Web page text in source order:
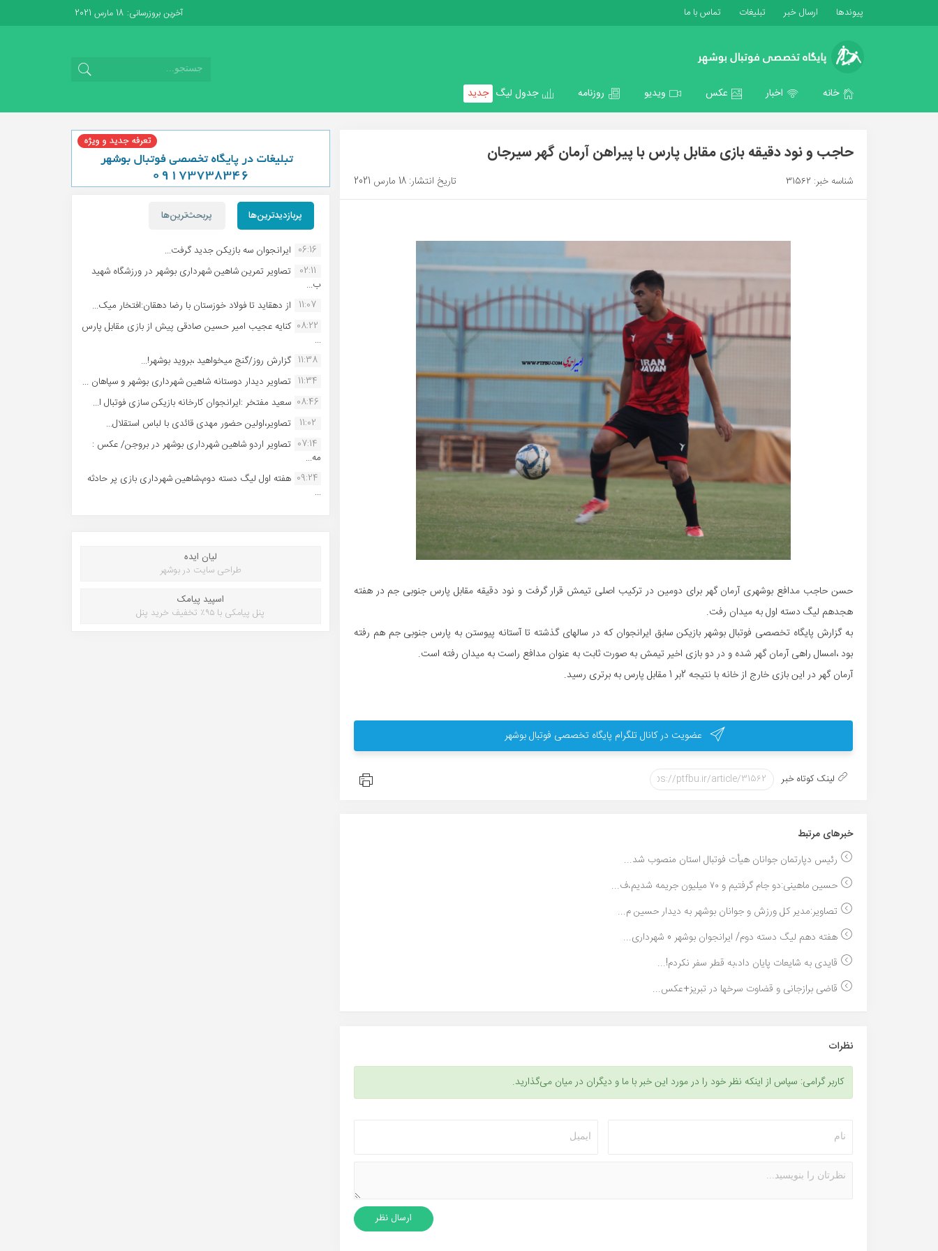
پیوندها ارسال خبر تبلیغات تماس با ما آخرین بروزرسانی: 18 مارس 2021
خانه اخبار عکس ویدیو روزنامه جدول لیگ جدید
حاجب و نود دقیقه بازی مقابل پارس با پیراهن آرمان گهر سیرجان
شناسه خبر: 31562 تاریخ انتشار: 18 مارس 2021
حسن حاجب مدافع بوشهری آرمان گهر برای دومین در ترکیب اصلی تیمش قرار گرفت و نود دقیقه مقابل پارس جنوبی جم در هفته
هجدهم لیگ دسته اول به میدان رفت.
به گزارش پایگاه تخصصی فوتبال بوشهر بازیکن سابق ایرانجوان که در سالهای گذشته تا آستانه پیوستن به پارس جنوبی جم هم رفته
بود ،امسال راهی آرمان گهر شده و در دو بازی اخیر تیمش به صورت ثابت به عنوان مدافع راست به میدان رفته است.
آرمان گهر در این بازی خارج از خانه با نتیجه 2بر 1 مقابل پارس به برتری رسید.
عضویت در کانال تلگرام پایگاه تخصصی فوتبال بوشهر
لینک کوتاه خبر
خبر‌های مرتبط
رئیس دپارتمان جوانان هیأت فوتبال استان منصوب شد...
حسین ماهینی:دو جام گرفتیم و ۷۰ میلیون جریمه شدیم،ف...
تصاویر:مدیر کل ورزش و جوانان بوشهر به دیدار حسین م...
هفته دهم لیگ دسته دوم/ ایرانجوان بوشهر 0 شهرداری...
قایدی به شایعات پایان داد،به قطر سفر نکردم!...
قاضی برازجانی و قضاوت سرخها در تبریز+عکس...
نظرات
کاربر گرامی: سپاس از اینکه نظر خود را در مورد این خبر با ما و دیگران در میان می‌گذارید.
پربازدیدترین‌ها پربحث‌ترین‌ها
06:16 ایرانجوان سه بازیکن جدید گرفت...
02:11
تصاویر تمرین شاهین شهردارى بوشهر در ورزشگاه شهید
ب...
11:07 از دهقاید تا فولاد خوزستان با رضا دهقان:افتخار میک...
08:22 کنایه عجیب امیر حسین صادقی پیش از بازی مقابل پارس
...
11:38 گزارش روز/گنج میخواهید ،بروید بوشهر!...
11:34 تصاویر دیدار دوستانه شاهین شهردارى بوشهر و سپاهان ...
08:46 سعید مفتخر :ایرانجوان کارخانه بازیکن سازی فوتبال ا...
11:02
تصاویر،اولین حضور مهدی قائدی با لباس استقلال...
07:14 تصاویر اردو شاهین شهرداری بوشهر در بروجن/ عکس :
مه...
09:24 هفته اول لیگ دسته دوم،شاهین شهرداری بازی پر حادثه
...
لیان ایده
طراحی سایت در بوشهر
اسپید پیامک
پنل پیامکی با ۹۵٪ تخفیف خرید پنل